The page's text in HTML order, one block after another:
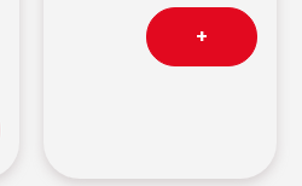
+